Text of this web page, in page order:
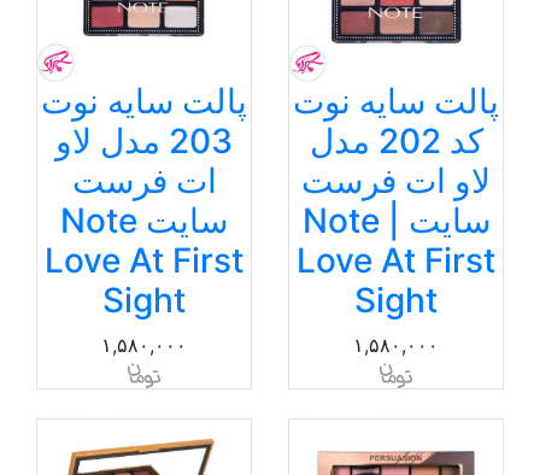
پالت سایه نوت
کد 202 مدل
لاو ات فرست
سایت | Note
Love At First
Sight
۱,۵۸۰,۰۰۰
پالت سایه نوت
203 مدل لاو
ات فرست
سایت Note
Love At First
Sight
۱,۵۸۰,۰۰۰